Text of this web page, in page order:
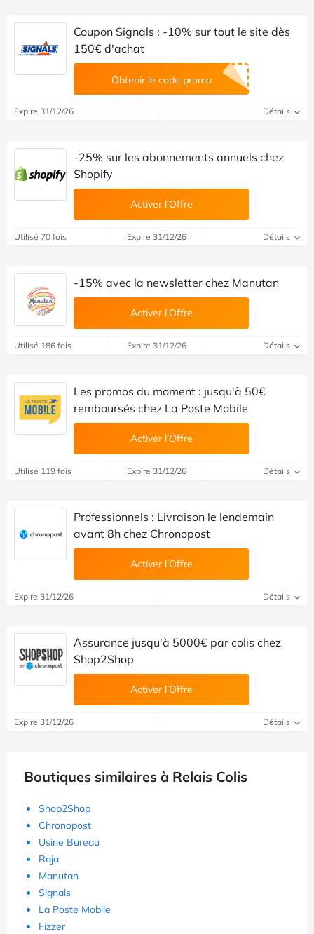
Coupon Signals : -10% sur tout le site dès
150€ d'achat
Obtenir le code promo
Expire 31/12/26 Détails
-25% sur les abonnements annuels chez
Shopify
Activer l’Offre
Utilisé 70 fois Expire 31/12/26 Détails
-15% avec la newsletter chez Manutan
Activer l’Offre
Utilisé 186 fois Expire 31/12/26 Détails
Les promos du moment : jusqu'à 50€
remboursés chez La Poste Mobile
Activer l’Offre
Utilisé 119 fois Expire 31/12/26 Détails
Professionnels : Livraison le lendemain
avant 8h chez Chronopost
Activer l’Offre
Expire 31/12/26 Détails
Assurance jusqu'à 5000€ par colis chez
Shop2Shop
Activer l’Offre
Expire 31/12/26 Détails
Boutiques similaires à Relais Colis
Shop2Shop
Chronopost
Usine Bureau
Raja
Manutan
Signals
La Poste Mobile
Fizzer